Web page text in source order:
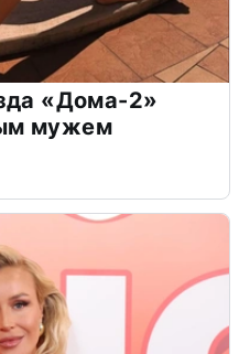
«Дома-2»
мужем